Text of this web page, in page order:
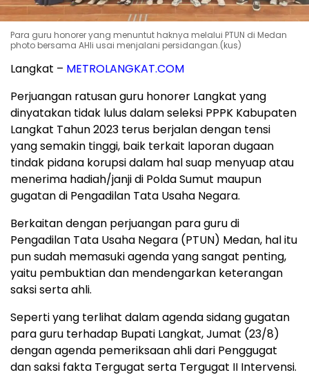
Para guru honorer yang menuntut haknya melalui PTUN di Medan
photo bersama AHli usai menjalani persidangan.(kus)
Langkat – METROLANGKAT.COM
Perjuangan ratusan guru honorer Langkat yang
dinyatakan tidak lulus dalam seleksi PPPK Kabupaten
Langkat Tahun 2023 terus berjalan dengan tensi
yang semakin tinggi, baik terkait laporan dugaan
tindak pidana korupsi dalam hal suap menyuap atau
menerima hadiah/janji di Polda Sumut maupun
gugatan di Pengadilan Tata Usaha Negara.
Berkaitan dengan perjuangan para guru di
Pengadilan Tata Usaha Negara (PTUN) Medan, hal itu
pun sudah memasuki agenda yang sangat penting,
yaitu pembuktian dan mendengarkan keterangan
saksi serta ahli.
Seperti yang terlihat dalam agenda sidang gugatan
para guru terhadap Bupati Langkat, Jumat (23/8)
dengan agenda pemeriksaan ahli dari Penggugat
dan saksi fakta Tergugat serta Tergugat II Intervensi.